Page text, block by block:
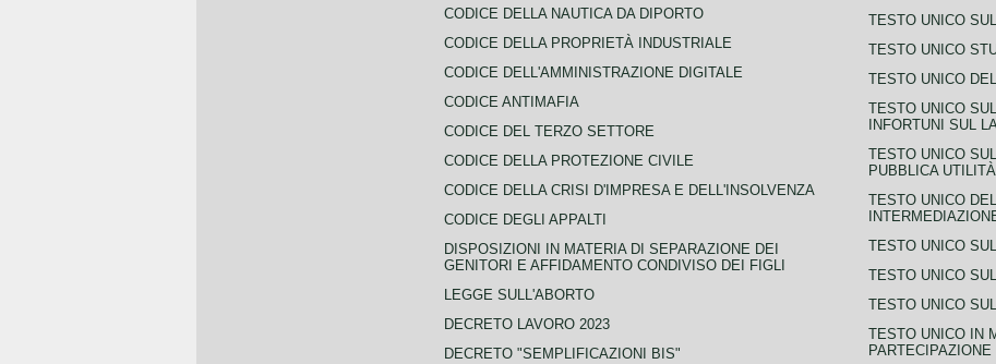
CODICE DELLA NAUTICA DA DIPORTO
CODICE DELLA PROPRIETÀ INDUSTRIALE
CODICE DELL'AMMINISTRAZIONE DIGITALE
CODICE ANTIMAFIA
CODICE DEL TERZO SETTORE
CODICE DELLA PROTEZIONE CIVILE
CODICE DELLA CRISI D'IMPRESA E DELL'INSOLVENZA
CODICE DEGLI APPALTI
DISPOSIZIONI IN MATERIA DI SEPARAZIONE DEI
GENITORI E AFFIDAMENTO CONDIVISO DEI FIGLI
LEGGE SULL'ABORTO
DECRETO LAVORO 2023
DECRETO "SEMPLIFICAZIONI BIS"
TESTO UNICO
TESTO UNICO
TESTO UNICO
TESTO UNICO
INFORTUNI SUL
TESTO UNICO
PUBBLICA UTILITÀ
TESTO UNICO
TESTO UNICO
TESTO UNICO
TESTO UNICO
TESTO UNICO IN